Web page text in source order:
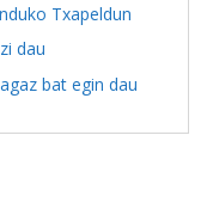
Txapeldun
dau
bat egin dau